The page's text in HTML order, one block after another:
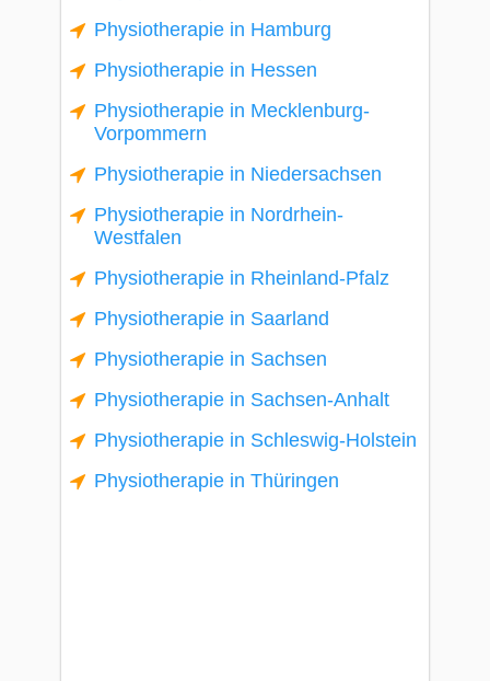
Physiotherapie in Hamburg
Physiotherapie in Hessen
Physiotherapie in Mecklenburg-
Vorpommern
Physiotherapie in Niedersachsen
Physiotherapie in Nordrhein-
Westfalen
Physiotherapie in Rheinland-Pfalz
Physiotherapie in Saarland
Physiotherapie in Sachsen
Physiotherapie in Sachsen-Anhalt
Physiotherapie in Schleswig-Holstein
Physiotherapie in Thüringen